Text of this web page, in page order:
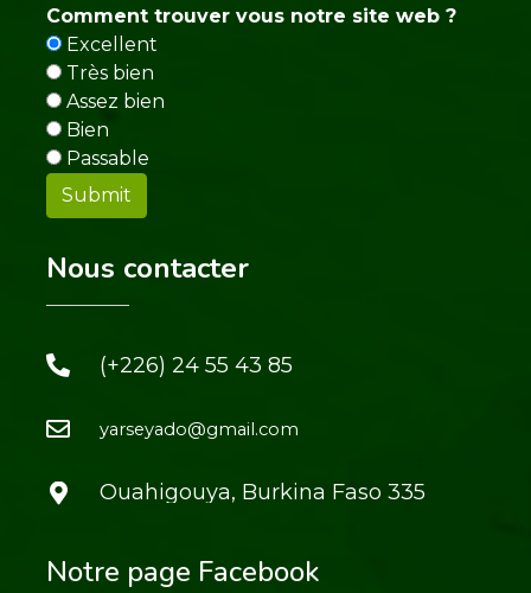
Comment trouver vous notre site web ?
Excellent
Très bien
Assez bien
Bien
Passable
Nous contacter
(+226) 24 55 43 85
yarseyado@gmail.com
Ouahigouya, Burkina Faso 335
Notre page Facebook